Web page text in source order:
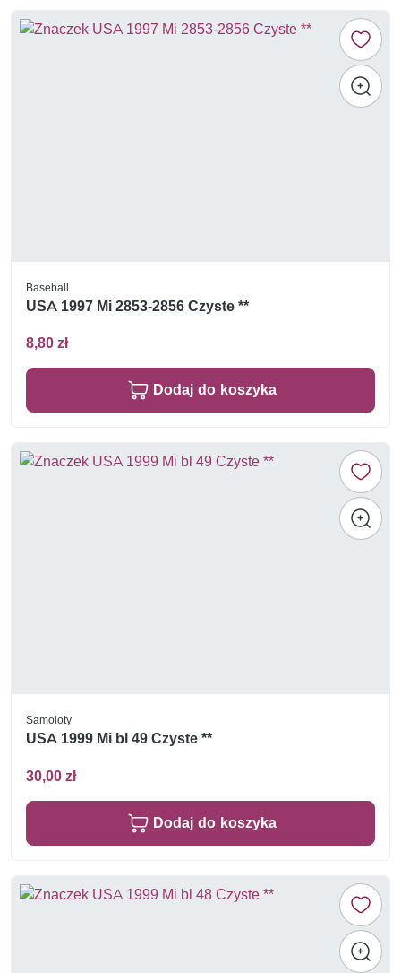
Baseball
USA 1997 Mi 2853-2856 Czyste **
8,80 zł
Dodaj do koszyka
Samoloty
USA 1999 Mi bl 49 Czyste **
30,00 zł
Dodaj do koszyka